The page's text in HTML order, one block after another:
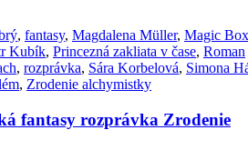
, fantasy, Magdalena Müller, Magic Box
Kubík, Princezná zakliata v čase, Roman
, rozprávka, Sára Korbelová, Simona
, Zrodenie alchymistky
fantasy rozprávka Zrodenie